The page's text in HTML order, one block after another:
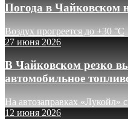
Погода в Чайковском
Воздух прогреется до +30 °C
27 июня 2026
В Чайковском резко
автомобильное
На автозаправках «Лукойл»
12 июня 2026